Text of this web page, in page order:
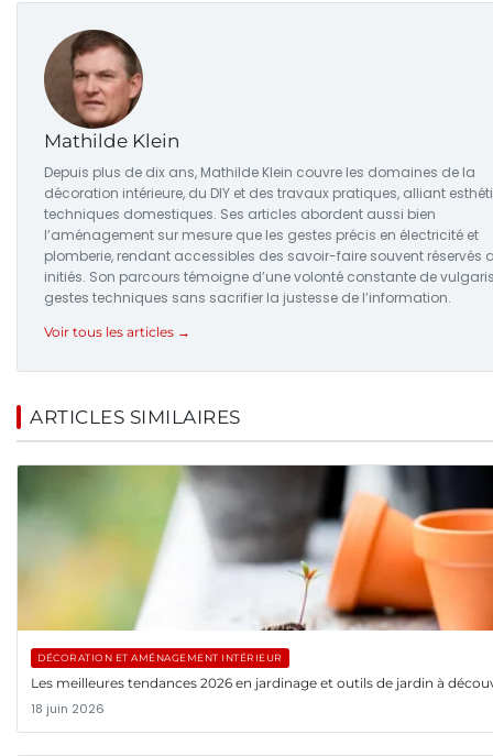
Mathilde Klein
Depuis plus de dix ans, Mathilde Klein couvre les domaines de la
décoration intérieure, du DIY et des travaux pratiques, alliant
techniques domestiques. Ses articles abordent aussi bien
l’aménagement sur mesure que les gestes précis en électricité et
plomberie, rendant accessibles des savoir-faire souvent réservés
initiés. Son parcours témoigne d’une volonté constante de
gestes techniques sans sacrifier la justesse de l’information.
Voir tous les articles →
ARTICLES SIMILAIRES
DÉCORATION ET AMÉNAGEMENT INTÉRIEUR
Les meilleures tendances 2026 en jardinage et outils de jardin à
18 juin 2026